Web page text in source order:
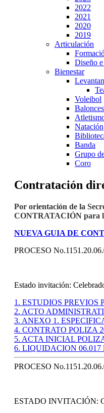
2022
2021
2020
2019
Articulación
Diseño
Bienestar
Voleibol
Natación
Banda
Grupo
Coro
Contratación
Por orientación de la
CONTRATACIÓN para
NUEVA GUIA DE
PROCESO
Estado invitación:
1. ESTUDIOS PREVIOS
2. ACTO
3. ANEXO 1.
4. CONTRATO POLIZA
5. ACTA INICIAL
6. LIQUIDACION
PROCESO
ESTADO INVITACIÓN: